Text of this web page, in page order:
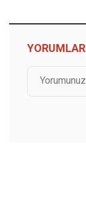
YORUMLAR